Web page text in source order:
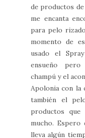
de productos
me encanta
para pelo
momento de
usado el
ensueño
champú y el
Apolonia con la
también el
productos
mucho.
lleva algún